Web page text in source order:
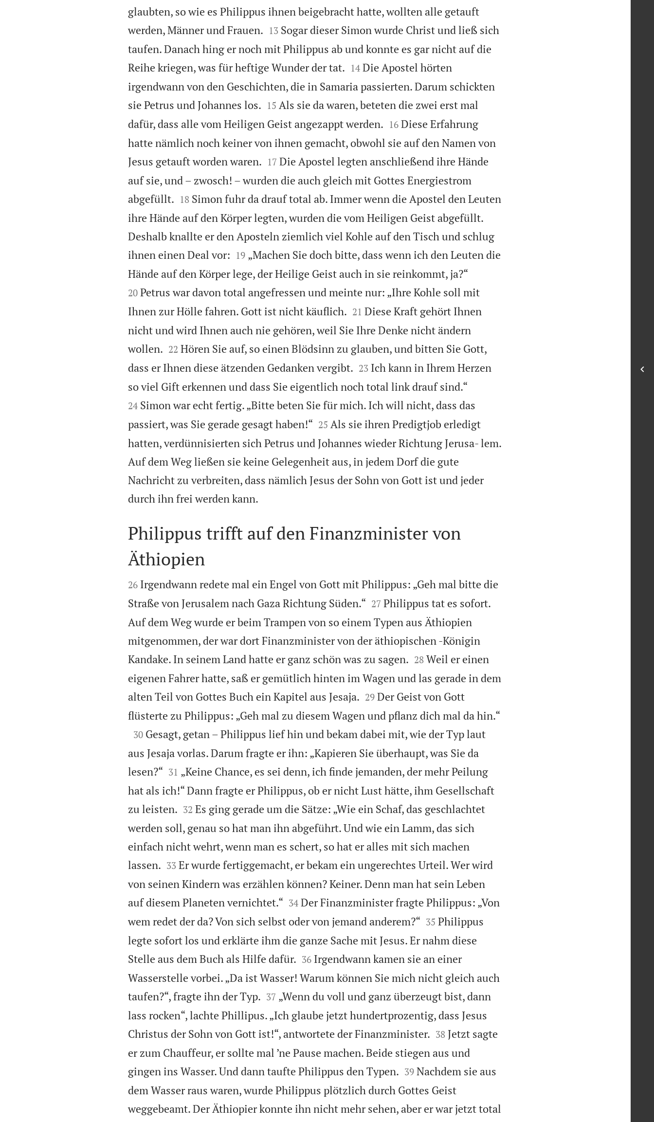
glaubten, so wie es Philippus ihnen beigebracht hatte, wollten alle getauft
werden, Männer und Frauen.
13 Sogar dieser Simon wurde Christ und ließ sich
taufen. Danach hing er noch mit Philippus ab und konnte es gar nicht auf die
Reihe kriegen, was für heftige Wunder der tat.
14 Die Apostel hörten
irgendwann von den Geschichten, die in Samaria passierten. Darum schickten
sie Petrus und Johannes los.
15 Als sie da waren, beteten die zwei erst mal
dafür, dass alle vom Heiligen Geist angezappt werden.
16 Diese Erfahrung
hatte nämlich noch keiner von ihnen gemacht, obwohl sie auf den Namen von
Jesus getauft worden waren.
17 Die Apostel legten anschließend ihre Hände
auf sie, und – zwosch! – wurden die auch gleich mit Gottes Energiestrom
abgefüllt.
18 Simon fuhr da drauf total ab. Immer wenn die Apostel den Leuten
ihre Hände auf den Körper legten, wurden die vom Heiligen Geist abgefüllt.
Deshalb knallte er den Aposteln ziemlich viel Kohle auf den Tisch und schlug
ihnen einen Deal vor:
19 „Machen Sie doch bitte, dass wenn ich den Leuten die
Hände auf den Körper lege, der Heilige Geist auch in sie reinkommt, ja?“
20 Petrus war davon total angefressen und meinte nur: „Ihre Kohle soll mit
Ihnen zur Hölle fahren. Gott ist nicht käuflich.
21 Diese Kraft gehört Ihnen
nicht und wird Ihnen auch nie gehören, weil Sie Ihre Denke nicht ändern
wollen.
22 Hören Sie auf, so einen Blödsinn zu glauben, und bitten Sie Gott,
dass er Ihnen diese ätzenden Gedanken vergibt.
23 Ich kann in Ihrem Herzen
so viel Gift erkennen und dass Sie eigentlich noch total link drauf sind.“
24 Simon war echt fertig. „Bitte beten Sie für mich. Ich will nicht, dass das
passiert, was Sie gerade gesagt haben!“
25 Als sie ihren Predigtjob erledigt
hatten, verdünnisierten sich Petrus und Johannes wieder Richtung Jerusa- lem.
Auf dem Weg ließen sie keine Gelegenheit aus, in jedem Dorf die gute
Nachricht zu verbreiten, dass nämlich Jesus der Sohn von Gott ist und jeder
durch ihn frei werden kann.

Philippus trifft auf den Finanzminister von
Äthiopien

26 Irgendwann redete mal ein Engel von Gott mit Philippus: „Geh mal bitte die
Straße von Jerusalem nach Gaza Richtung Süden.“
27 Philippus tat es sofort.
Auf dem Weg wurde er beim Trampen von so einem Typen aus Äthiopien
mitgenommen, der war dort Finanzminister von der äthiopischen -Königin
Kandake. In seinem Land hatte er ganz schön was zu sagen.
28 Weil er einen
eigenen Fahrer hatte, saß er gemütlich hinten im Wagen und las gerade in dem
alten Teil von Gottes Buch ein Kapitel aus Jesaja.
29 Der Geist von Gott
flüsterte zu Philippus: „Geh mal zu diesem Wagen und pflanz dich mal da hin.“

30 Gesagt, getan – Philippus lief hin und bekam dabei mit, wie der Typ laut
aus Jesaja vorlas. Darum fragte er ihn: „Kapieren Sie überhaupt, was Sie da
lesen?“
31 „Keine Chance, es sei denn, ich finde jemanden, der mehr Peilung
hat als ich!“ Dann fragte er Philippus, ob er nicht Lust hätte, ihm Gesellschaft
zu leisten.
32 Es ging gerade um die Sätze: „Wie ein Schaf, das geschlachtet
werden soll, genau so hat man ihn abgeführt. Und wie ein Lamm, das sich
einfach nicht wehrt, wenn man es schert, so hat er alles mit sich machen
lassen.
33 Er wurde fertiggemacht, er bekam ein ungerechtes Urteil. Wer wird
von seinen Kindern was erzählen können? Keiner. Denn man hat sein Leben
auf diesem Planeten vernichtet.“
34 Der Finanzminister fragte Philippus: „Von
wem redet der da? Von sich selbst oder von jemand anderem?“
35 Philippus
legte sofort los und erklärte ihm die ganze Sache mit Jesus. Er nahm diese
Stelle aus dem Buch als Hilfe dafür.
36 Irgendwann kamen sie an einer
Wasserstelle vorbei. „Da ist Wasser! Warum können Sie mich nicht gleich auch
taufen?“, fragte ihn der Typ.
37 „Wenn du voll und ganz überzeugt bist, dann
lass rocken“, lachte Phillipus. „Ich glaube jetzt hundertprozentig, dass Jesus
Christus der Sohn von Gott ist!“, antwortete der Finanzminister.
38 Jetzt sagte
er zum Chauffeur, er sollte mal ’ne Pause machen. Beide stiegen aus und
gingen ins Wasser. Und dann taufte Philippus den Typen.
39 Nachdem sie aus
dem Wasser raus waren, wurde Philippus plötzlich durch Gottes Geist
weggebeamt. Der Äthiopier konnte ihn nicht mehr sehen, aber er war jetzt total